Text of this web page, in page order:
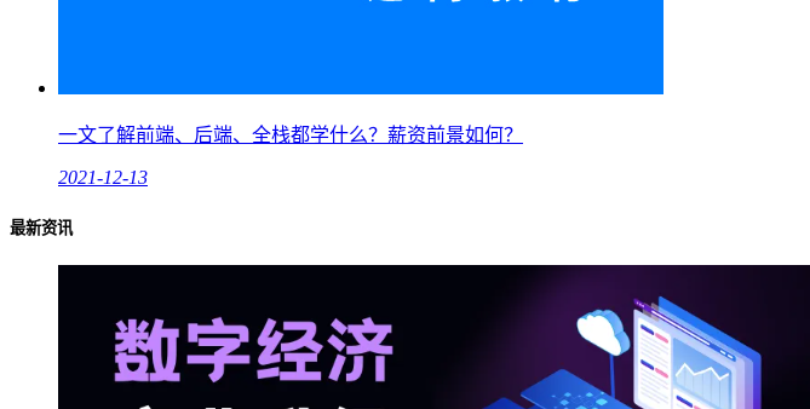
一文了解前端、后端、全栈都学什么？薪资前景如何？
2021-12-13
最新资讯